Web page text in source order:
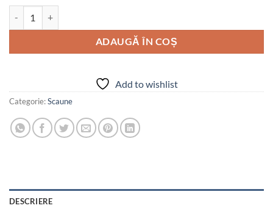
ADAUGĂ ÎN COȘ
Add to wishlist
Categorie:Scaune
DESCRIERE